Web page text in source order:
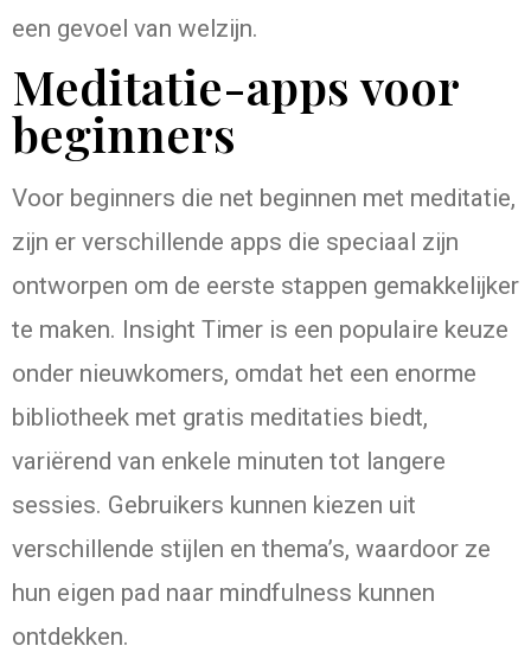
een gevoel van welzijn.
Meditatie-apps voor
beginners
Voor beginners die net beginnen met meditatie,
zijn er verschillende apps die speciaal zijn
ontworpen om de eerste stappen gemakkelijker
te maken. Insight Timer is een populaire keuze
onder nieuwkomers, omdat het een enorme
bibliotheek met gratis meditaties biedt,
variërend van enkele minuten tot langere
sessies. Gebruikers kunnen kiezen uit
verschillende stijlen en thema’s, waardoor ze
hun eigen pad naar mindfulness kunnen
ontdekken.